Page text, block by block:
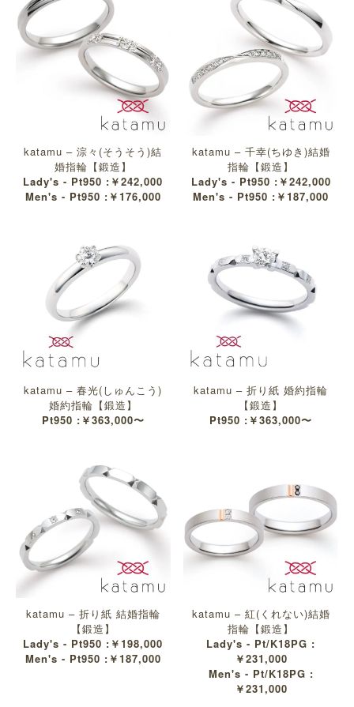
katamu – 淙々(そうそう)結
婚指輪【鍛造】
Lady's - Pt950 :￥242,000
Men's - Pt950 :￥176,000
katamu – 千幸(ちゆき)結婚
指輪【鍛造】
Lady's - Pt950 :￥242,000
Men's - Pt950 :￥187,000
katamu – 春光(しゅんこう)
婚約指輪【鍛造】
Pt950 :￥363,000〜
katamu – 折り紙 婚約指輪
【鍛造】
Pt950 :￥363,000〜
katamu – 折り紙 結婚指輪
【鍛造】
Lady's - Pt950 :￥198,000
Men's - Pt950 :￥187,000
katamu – 紅(くれない)結婚
指輪【鍛造】
Lady's - Pt/K18PG :
￥231,000
Men's - Pt/K18PG :
￥231,000